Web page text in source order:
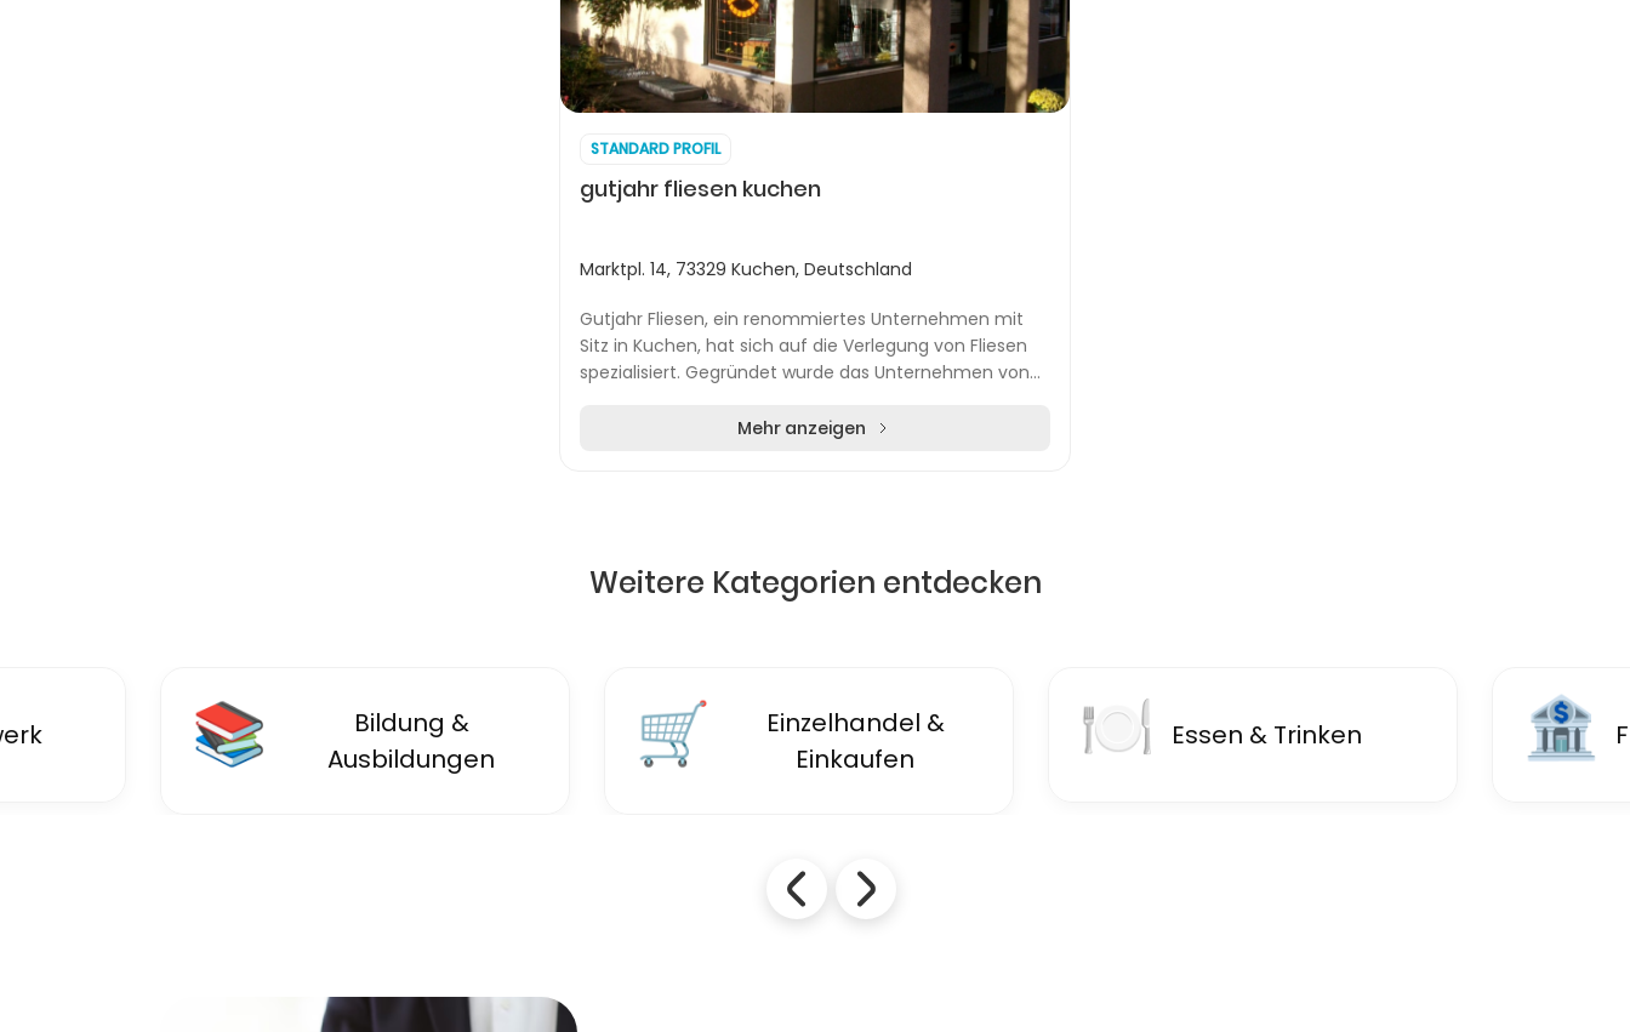
STANDARD PROFIL
gutjahr fliesen kuchen
Marktpl. 14, 73329 Kuchen, Deutschland
Gutjahr Fliesen, ein renommiertes Unternehmen mit
Sitz in Kuchen, hat sich auf die Verlegung von Fliesen
spezialisiert. Gegründet wurde das Unternehmen von
Mehr anzeigen
Weitere Kategorien entdecken
📚
Bildung &
Ausbildungen
🛒
Einzelhandel &
Einkaufen
🍽 Essen & Trinken 🏦